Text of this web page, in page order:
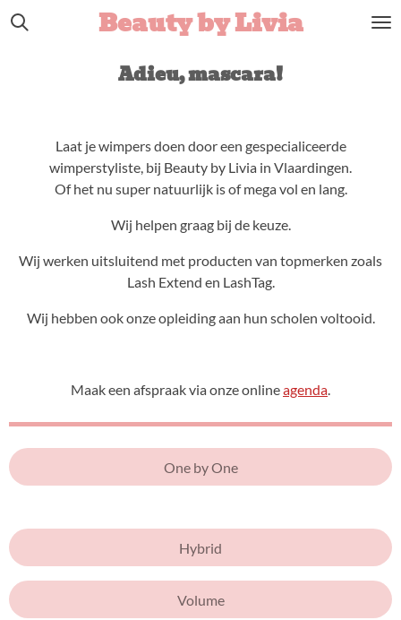
Ga
Beauty by Livia
Adieu, mascara!
Laat je wimpers doen door een gespecialiceerde
wimperstyliste, bij Beauty by Livia in Vlaardingen.
Of het nu super natuurlijk is of mega vol en lang.
Wij helpen graag bij de keuze.
Wij werken uitsluitend met producten van topmerken zoals
Lash Extend en LashTag.
Wij hebben ook onze opleiding aan hun scholen voltooid.
Maak een afspraak via onze onlineagenda.
One by One
Hybrid
Volume